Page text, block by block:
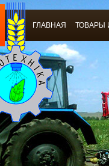
ГЛАВНАЯ ТОВАРЫ